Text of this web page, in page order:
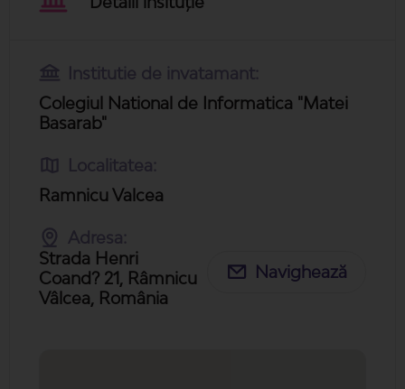
Institutie de invatamant:
Colegiul National de Informatica "Matei
Basarab"
Localitatea:
Ramnicu Valcea
Adresa:
Strada Henri
Coand? 21, Râmnicu
Vâlcea, România
Navighează